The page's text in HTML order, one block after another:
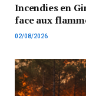
Incendies en
face aux
02/08/2026